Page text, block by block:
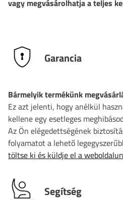
vagy megvásárolhatja a teljes
Garancia
Bármelyik termékünk
Ez azt jelenti, hogy anélkül
kellene egy esetleges
Az Ön elégedettségének
folyamatot a lehető
töltse ki és küldje el a
Segítség